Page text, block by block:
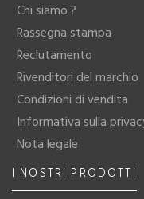
Chi siamo ?
Rassegna stampa
Reclutamento
Rivenditori del marchio
Condizioni di vendita
Informativa sulla
Nota legale
I NOSTRI PRODOTTI